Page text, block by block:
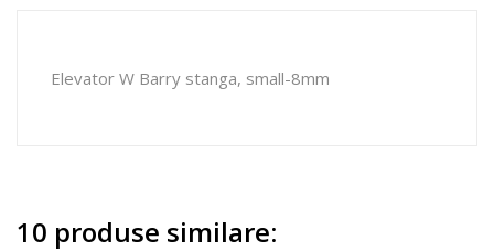
Elevator W Barry stanga, small-8mm
10 produse similare: